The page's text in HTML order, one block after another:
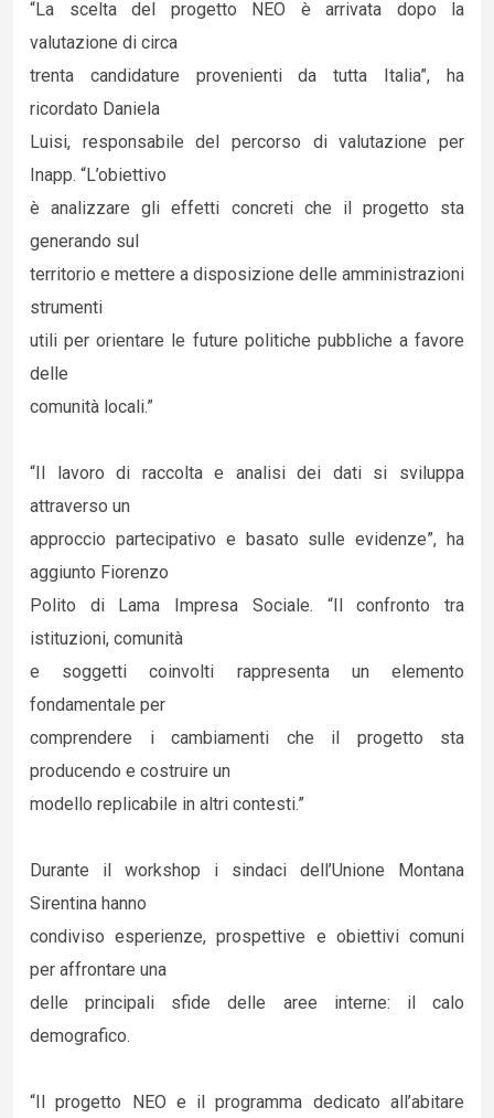
“La scelta del progetto NEO è arrivata dopo la
valutazione di circa
trenta candidature provenienti da tutta Italia”, ha
ricordato Daniela
Luisi, responsabile del percorso di valutazione per
Inapp. “L’obiettivo
è analizzare gli effetti concreti che il progetto sta
generando sul
territorio e mettere a disposizione delle amministrazioni
strumenti
utili per orientare le future politiche pubbliche a favore
delle
comunità locali.”
“Il lavoro di raccolta e analisi dei dati si sviluppa
attraverso un
approccio partecipativo e basato sulle evidenze”, ha
aggiunto Fiorenzo
Polito di Lama Impresa Sociale. “Il confronto tra
istituzioni, comunità
e soggetti coinvolti rappresenta un elemento
fondamentale per
comprendere i cambiamenti che il progetto sta
producendo e costruire un
modello replicabile in altri contesti.”
Durante il workshop i sindaci dell’Unione Montana
Sirentina hanno
condiviso esperienze, prospettive e obiettivi comuni
per affrontare una
delle principali sfide delle aree interne: il calo
demografico.
“Il progetto NEO e il programma dedicato all’abitare